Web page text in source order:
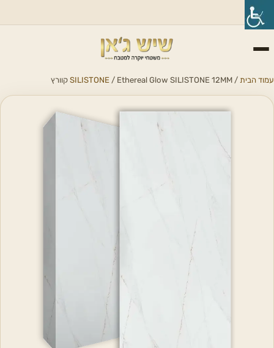
עמוד הבית /
SILISTONE / Ethereal Glow SILISTONE 12MM קוורץ